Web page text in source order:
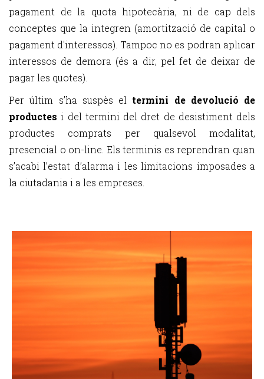
pagament de la quota hipotecària, ni de cap dels
conceptes que la integren (amortització de capital o
pagament d'interessos). Tampoc no es podran aplicar
interessos de demora (és a dir, pel fet de deixar de
pagar les quotes).
Per últim s’ha suspès el termini de devolució de
productes i del termini del dret de desistiment dels
productes comprats per qualsevol modalitat,
presencial o on-line. Els terminis es reprendran quan
s’acabi l’estat d’alarma i les limitacions imposades a
la ciutadania i a les empreses.